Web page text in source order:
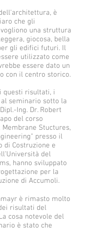
è
che gli
una struttura
giocosa, bella
gli edifici futuri. Il
utilizzato come
essere dato un
con il centro storico.
questi risultati, i
seminario sotto la
Ing. Dr. Robert
del corso
Stuctures,
presso il
di Costruzione e
del
hanno sviluppato
per la
di Accumoli.
è rimasto molto
risultati del
cosa notevole del
è stato che